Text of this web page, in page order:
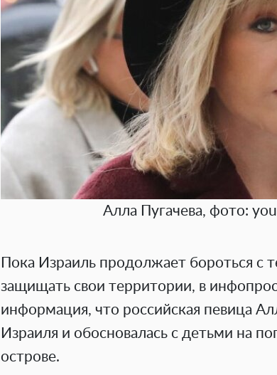
Алла Пугачева, фото:
Пока Израиль продолжает бороться
защищать свои территории, в
информация, что российская певица
Израиля и обосновалась с детьми на
острове.